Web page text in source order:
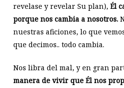
revelase y revelar Su plan), Él
porque nos cambia a nosotros.
nuestras aficiones, lo que
que decimos.. todo cambia.
Nos libra del mal, y en gran
manera de vivir que Él nos